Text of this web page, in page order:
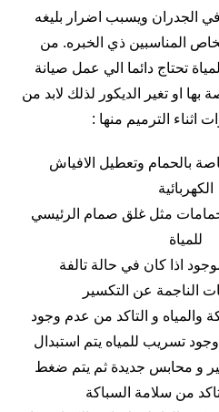
الجدران ويسبب اضرار بليغه
المناسبين ذي الخبره. من
تحتاج دائما الي عمل صيانة
او تغير الديكور لذلك لابد من
اثناء الترميم منها :
بالحمام وتعطيل الافياش
الكهربائية
مثل غلق صمام الرئيسي
للمياة
اذا كان في حالة تالفة
الناجمة عن التكسير
والمياه و التاكد من عدم وجود
تسريب للمياه يتم استبدال
و محابس جديدة ثم يتم ضغط
من سلامة السباكة